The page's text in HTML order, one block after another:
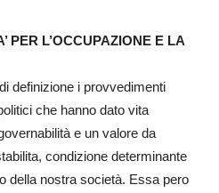
PER L’OCCUPAZIONE E LA
definizione i provvedimenti
che hanno dato vita
e un valore da
condizione determinante
della nostra società. Essa pero